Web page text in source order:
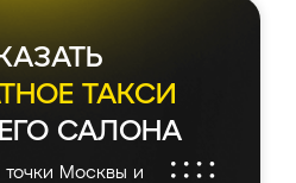
ТАКСИ
САЛОНА
Москвы и